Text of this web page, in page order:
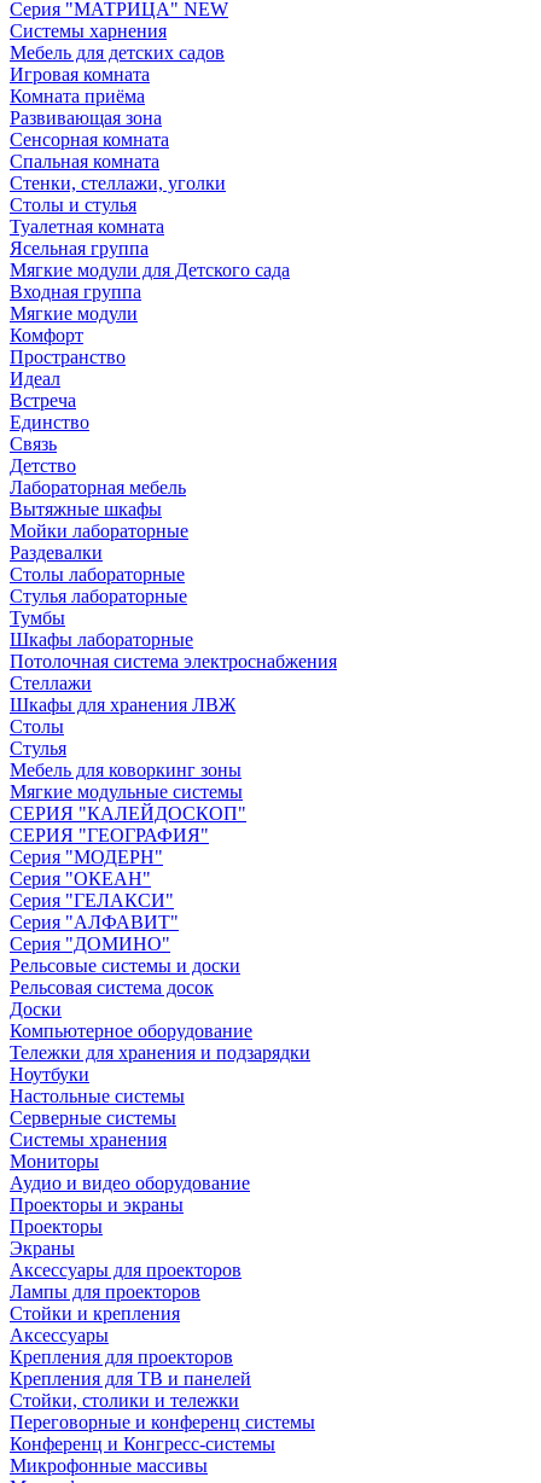
Серия "МАТРИЦА" NEW
Системы харнения
Мебель для детских садов
Игровая комната
Комната приёма
Развивающая зона
Сенсорная комната
Спальная комната
Стенки, стеллажи, уголки
Столы и стулья
Туалетная комната
Ясельная группа
Мягкие модули для Детского сада
Входная группа
Мягкие модули
Комфорт
Пространство
Идеал
Встреча
Единство
Связь
Детство
Лабораторная мебель
Вытяжные шкафы
Мойки лабораторные
Раздевалки
Столы лабораторные
Стулья лабораторные
Тумбы
Шкафы лабораторные
Потолочная система электроснабжения
Стеллажи
Шкафы для хранения ЛВЖ
Столы
Стулья
Мебель для коворкинг зоны
Мягкие модульные системы
СЕРИЯ "КАЛЕЙДОСКОП"
СЕРИЯ "ГЕОГРАФИЯ"
Серия "МОДЕРН"
Серия "ОКЕАН"
Серия "ГЕЛАКСИ"
Серия "АЛФАВИТ"
Серия "ДОМИНО"
Рельсовые системы и доски
Рельсовая система досок
Доски
Компьютерное оборудование
Тележки для хранения и подзарядки
Ноутбуки
Настольные системы
Серверные системы
Системы хранения
Мониторы
Аудио и видео оборудование
Проекторы и экраны
Проекторы
Экраны
Аксессуары для проекторов
Лампы для проекторов
Стойки и крепления
Аксессуары
Крепления для проекторов
Крепления для ТВ и панелей
Стойки, столики и тележки
Переговорные и конференц системы
Конференц и Конгресс-системы
Микрофонные массивы